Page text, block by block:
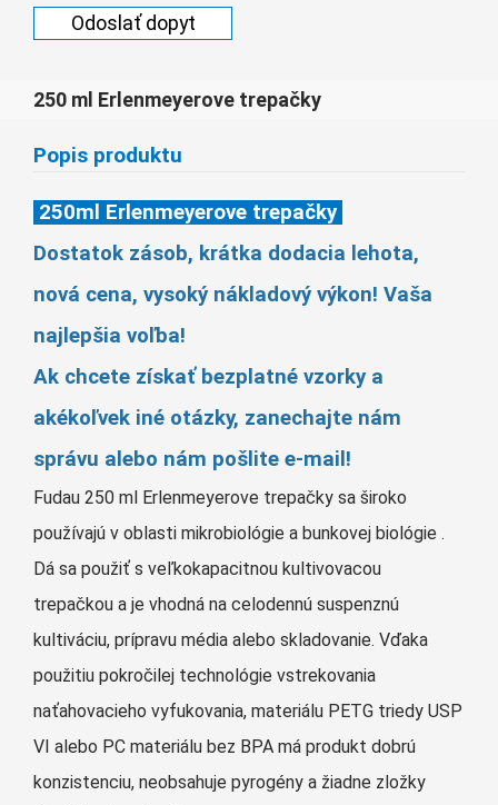
မြန်မာ
Română
slovenský
Slovenščina
Afrikaans
svenska
dansk
український
o'zbek
Cymraeg
Zulu
Odoslať dopyt
250 ml Erlenmeyerove trepačky
Popis produktu
250ml Erlenmeyerove trepačky
Dostatok zásob, krátka dodacia lehota,
nová cena, vysoký nákladový výkon! Vaša
najlepšia voľba!
Ak chcete získať bezplatné vzorky a
akékoľvek iné otázky, zanechajte nám
správu alebo nám pošlite e-mail!
Fudau 250 ml Erlenmeyerove trepačky sa široko
používajú v oblasti mikrobiológie a bunkovej biológie .
Dá sa použiť s veľkokapacitnou kultivovacou
trepačkou a je vhodná na celodennú suspenznú
kultiváciu, prípravu média alebo skladovanie. Vďaka
použitiu pokročilej technológie vstrekovania
naťahovacieho vyfukovania, materiálu PETG triedy USP
VI alebo PC materiálu bez BPA má produkt dobrú
konzistenciu, neobsahuje pyrogény a žiadne zložky